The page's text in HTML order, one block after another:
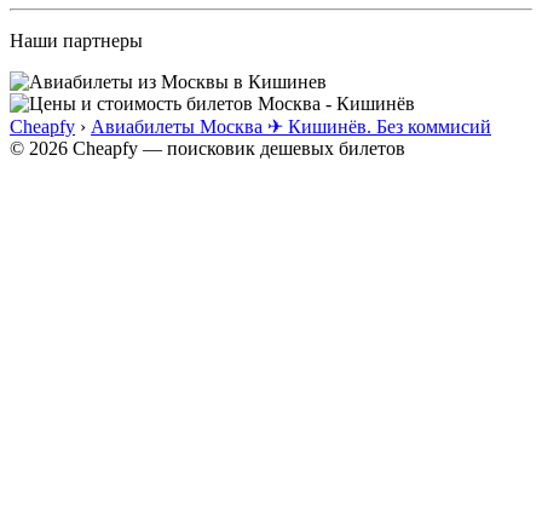
Наши партнеры
Cheapfy › Авиабилеты Москва ✈ Кишинёв. Без коммисий
© 2026 Cheapfy — поисковик дешевых билетов